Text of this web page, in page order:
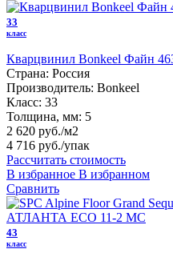
33
класс
Кварцвинил Bonkeel Файн
Страна: Россия
Производитель: Bonkeel
Класс: 33
Толщина, мм: 5
2 620 руб./м2
4 716 руб./упак
Рассчитать стоимость
В избранное В избранном
Сравнить
43
класс